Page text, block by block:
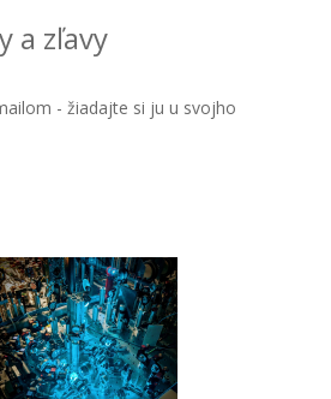
a zľavy
- žiadajte si ju u svojho